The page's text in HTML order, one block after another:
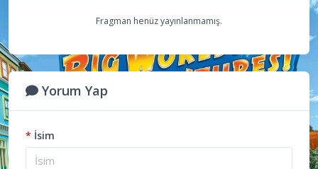
Fragman henüz yayınlanmamış.
Yorum Yap
* İsim